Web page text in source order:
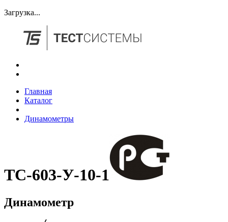
Загрузка...
Главная
Каталог
Динамометры
ТС-603-У-10-1
Динамометр